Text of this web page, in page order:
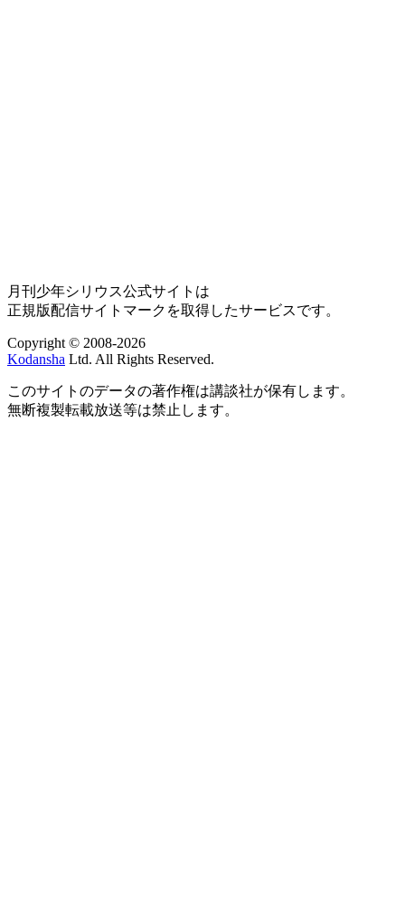
月刊少年シリウス公式サイトは
正規版配信サイトマークを取得したサービスです。
Copyright © 2008-2026
Kodansha Ltd. All Rights Reserved.
このサイトのデータの著作権は講談社が保有します。
無断複製転載放送等は禁止します。